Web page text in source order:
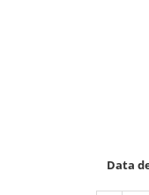
Freze de pamantData